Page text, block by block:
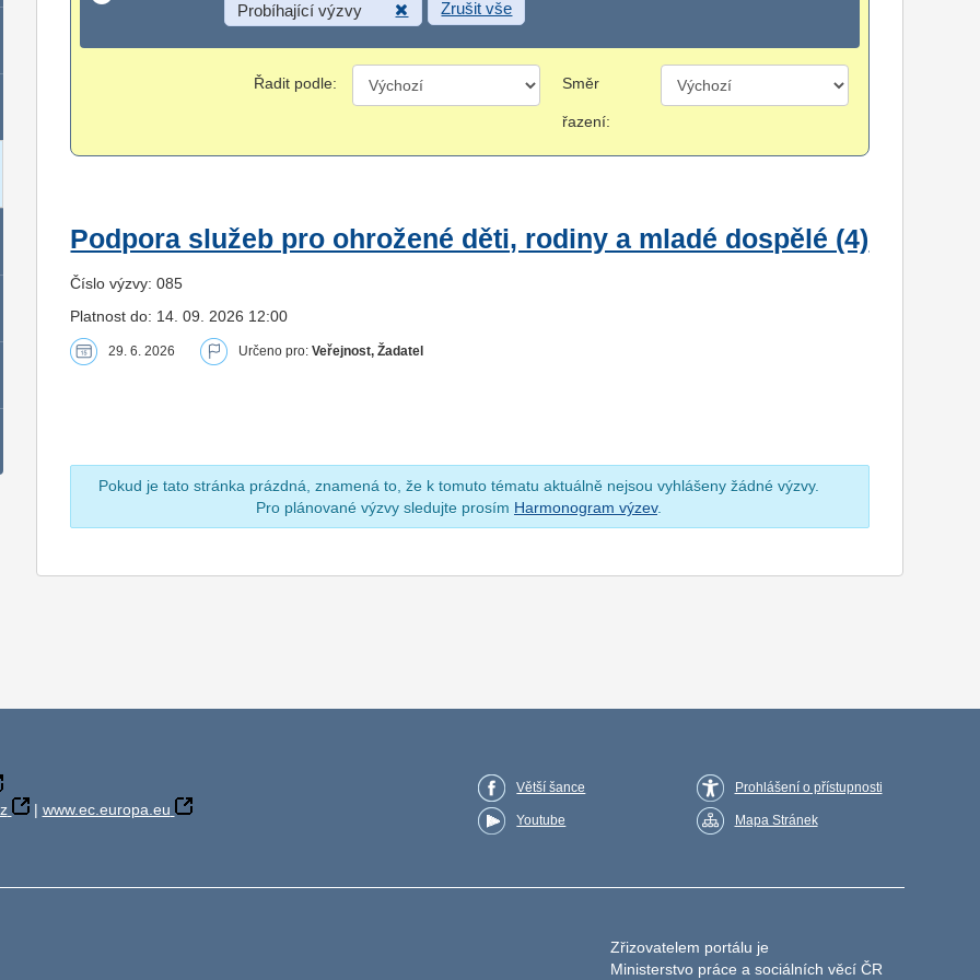
Probíhající výzvy Zrušit vše
Řadit podle: Směr
řazení:
Podpora služeb pro ohrožené děti, rodiny a mladé dospělé (4)
Číslo výzvy: 085
Platnost do: 14. 09. 2026 12:00
29. 6. 2026 Určeno pro:Veřejnost, Žadatel
Pokud je tato stránka prázdná, znamená to, že k tomuto tématu aktuálně nejsou vyhlášeny žádné výzvy.
Pro plánované výzvy sledujte prosím Harmonogram výzev.
| www.ec.europa.eu
Větší šance
Youtube
Prohlášení o přístupnosti
Mapa Stránek
Zřizovatelem portálu je
Ministerstvo práce a sociálních věcí ČR